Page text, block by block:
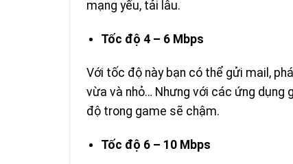
mạng yếu, tải lâu.
Tốc độ 4 – 6 Mbps
Với tốc độ này bạn có thể gửi mail,
vừa và nhỏ… Nhưng với các ứng
độ trong game sẽ chậm.
Tốc độ 6 – 10 Mbps